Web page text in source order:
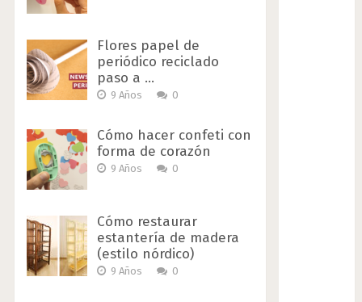
Flores papel de
periódico reciclado
paso a …
9 Años 0
Cómo hacer confeti con
forma de corazón
9 Años 0
Cómo restaurar
estantería de madera
(estilo nórdico)
9 Años 0